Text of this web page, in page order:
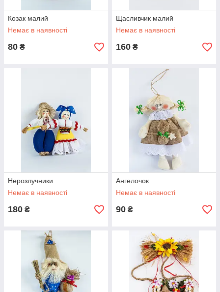
Козак малий
Немає в наявності
80 ₴
Щасливчик малий
Немає в наявності
160 ₴
Нерозлучники
Немає в наявності
180 ₴
Ангелочок
Немає в наявності
90 ₴